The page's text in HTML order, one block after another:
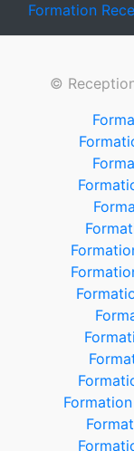
Formation
©